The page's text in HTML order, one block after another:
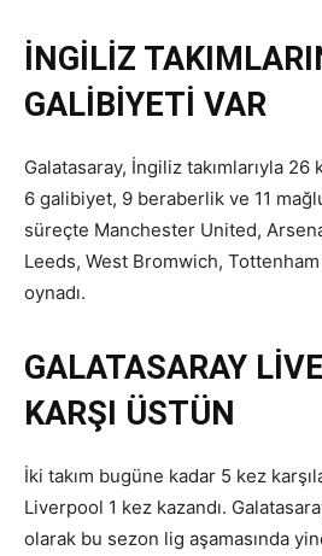
İNGİLİZ
GALİBİYETİ VAR
Galatasaray, İngiliz takımlarıyla
6 galibiyet, 9 beraberlik ve 11
süreçte Manchester United,
Leeds, West Bromwich,
oynadı.
GALATASARAY
KARŞI ÜSTÜN
İki takım bugüne kadar 5 kez
Liverpool 1 kez kazandı.
olarak bu sezon lig aşamasında